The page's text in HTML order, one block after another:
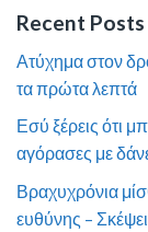
Recent Posts
Ατύχημα στον
τα πρώτα λεπτά
Εσύ ξέρεις ότι
αγόρασες με
Βραχυχρόνια
ευθύνης –